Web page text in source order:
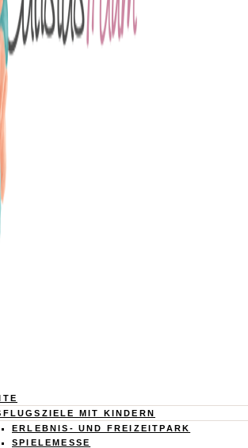
MIT KINDERN
ERLEBNIS- UND FREIZEITPARK
SPIELEMESSE